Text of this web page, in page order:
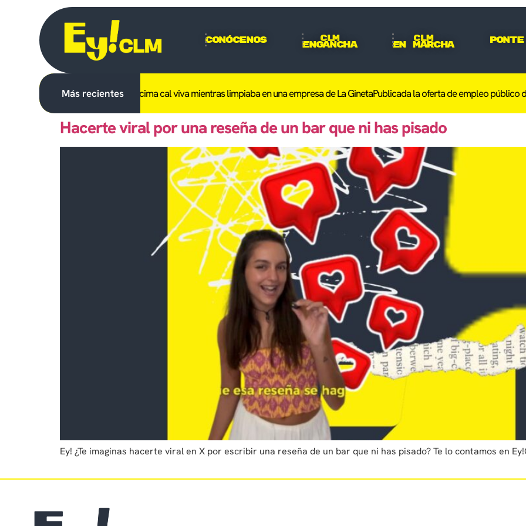
Conócenos CLM
Engancha
CLM
En Marcha
Más recientes
un trabajador tras caerle encima cal viva mientras limpiaba en una empresa de La GinetaPublicada la oferta de empleo público de
Hacerte viral por una reseña de un bar que ni has pisado
Ey! ¿Te imaginas hacerte viral en X por escribir una reseña de un bar que ni has pisado? Te lo contamos en